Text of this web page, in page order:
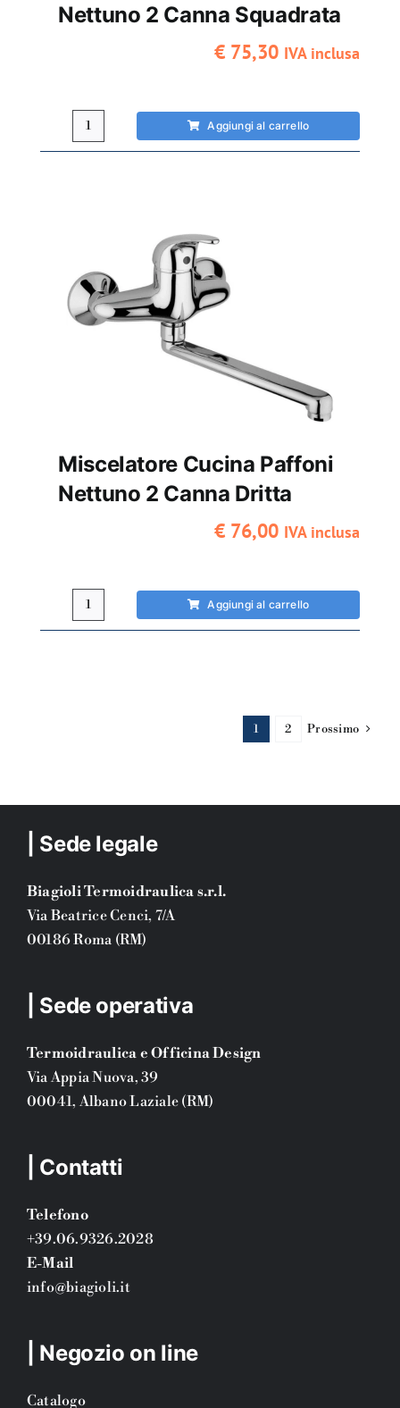
Nettuno 2 Canna Squadrata
€ 75,30 IVA inclusa
Miscelatore
cucina
quantità
Aggiungi al carrello
Miscelatore Cucina Paffoni
Nettuno 2 Canna Dritta
€ 76,00 IVA inclusa
Miscelatore
cucina
Aggiungi al carrello
1 2 Prossimo
| Sede legale
Biagioli Termoidraulica s.r.l.
Via Beatrice Cenci, 7/A
00186 Roma (RM)
| Sede operativa
Termoidraulica e Officina Design
Via Appia Nuova, 39
00041, Albano Laziale (RM)
| Contatti
Telefono
+39.06.9326.2028
E-Mail
info@biagioli.it
| Negozio on line
Catalogo